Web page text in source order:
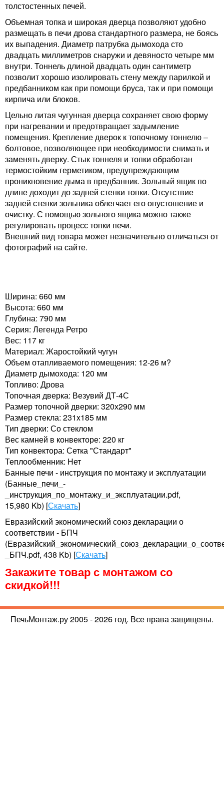
толстостенных печей.
Объемная топка и широкая дверца позволяют удобно
размещать в печи дрова стандартного размера, не боясь
их выпадения. Диаметр патрубка дымохода сто
двадцать миллиметров снаружи и девяносто четыре мм
внутри. Тоннель длиной двадцать один сантиметр
позволит хорошо изолировать стену между парилкой и
предбанником как при помощи бруса, так и при помощи
кирпича или блоков.
Цельно литая чугунная дверца сохраняет свою форму
при нагревании и предотвращает задымление
помещения. Крепление дверок к топочному тоннелю –
болтовое, позволяющее при необходимости снимать и
заменять дверку. Стык тоннеля и топки обработан
термостойким герметиком, предупреждающим
проникновение дыма в предбанник. Зольный ящик по
длине доходит до задней стенки топки. Отсутствие
задней стенки зольника облегчает его опустошение и
очистку. С помощью зольного ящика можно также
регулировать процесс топки печи.
Внешний вид товара может незначительно отличаться от
фотографий на сайте.
Ширина: 660 мм
Высота: 660 мм
Глубина: 790 мм
Серия: Легенда Ретро
Вес: 117 кг
Материал: Жаростойкий чугун
Объем отапливаемого помещения: 12-26 м?
Диаметр дымохода: 120 мм
Топливо: Дрова
Топочная дверка: Везувий ДТ-4С
Размер топочной дверки: 320х290 мм
Размер стекла: 231x185 мм
Тип дверки: Со стеклом
Вес камней в конвекторе: 220 кг
Тип конвектора: Сетка "Стандарт"
Теплообменник: Нет
Банные печи - инструкция по монтажу и эксплуатации
(Банные_печи_-
_инструкция_по_монтажу_и_эксплуатации.pdf,
15,980 Kb) [Скачать]
Евразийский экономический союз декларации о
соответствии - БПЧ
_БПЧ.pdf, 438 Kb) [Скачать]
Закажите товар с монтажом со
скидкой!!!
ПечьМонтаж.ру 2005 - 2026 год. Все права защищены.